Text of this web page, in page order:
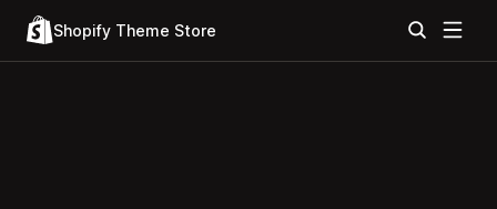
Shopify Theme Store